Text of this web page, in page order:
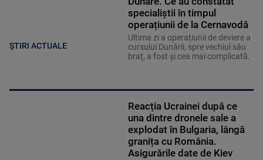
ȘTIRI ACTUALE
specialiștii în timpul
operațiunii de la Cernavodă
Ultima zi a operațiunii de deviere a
cursului Dunării, spre vechiul său
braț, a fost și cea mai complicată.
Reacția Ucrainei după ce
una dintre dronele sale a
explodat în Bulgaria, lângă
granița cu România.
Asigurările date de Kiev